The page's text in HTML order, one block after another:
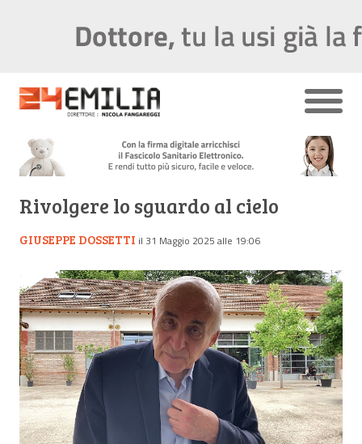
Rivolgere lo sguardo al cielo
GIUSEPPE DOSSETTI il 31 Maggio 2025 alle 19:06